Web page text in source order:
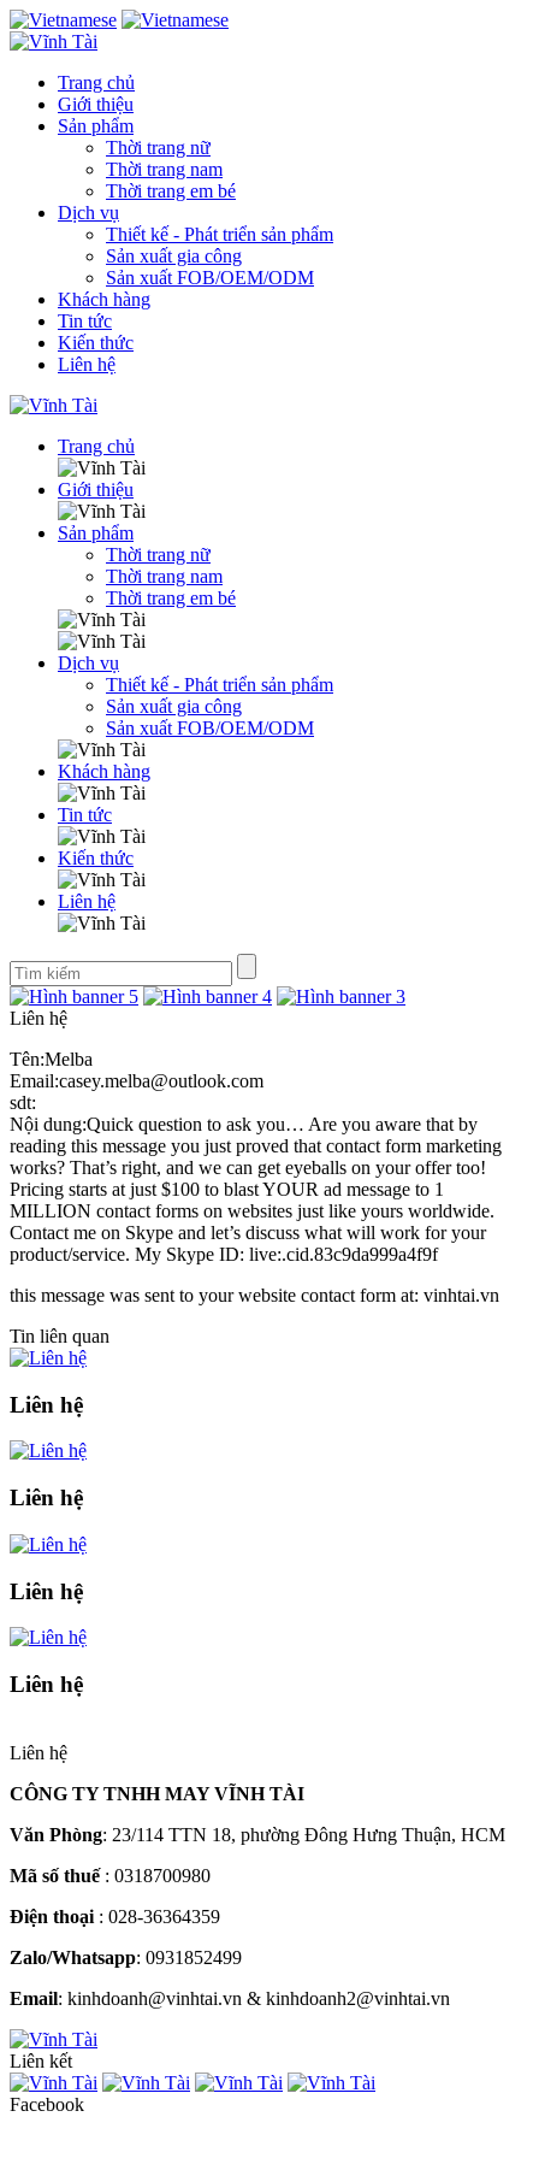
Trang chủ
Giới thiệu
Sản phẩm
Thời trang nữ
Thời trang nam
Thời trang em bé
Dịch vụ
Thiết kế - Phát triển sản phẩm
Sản xuất gia công
Sản xuất FOB/OEM/ODM
Khách hàng
Tin tức
Kiến thức
Liên hệ
Trang chủ
Giới thiệu
Sản phẩm
Thời trang nữ
Thời trang nam
Thời trang em bé
Dịch vụ
Thiết kế - Phát triển sản phẩm
Sản xuất gia công
Sản xuất FOB/OEM/ODM
Khách hàng
Tin tức
Kiến thức
Liên hệ
Liên hệ
Tên:Melba
Email:casey.melba@outlook.com
sdt:
Nội dung:Quick question to ask you… Are you aware that by
reading this message you just proved that contact form marketing
works? That’s right, and we can get eyeballs on your offer too!
Pricing starts at just $100 to blast YOUR ad message to 1
MILLION contact forms on websites just like yours worldwide.
Contact me on Skype and let’s discuss what will work for your
product/service. My Skype ID: live:.cid.83c9da999a4f9f
this message was sent to your website contact form at: vinhtai.vn
Tin liên quan
Liên hệ
Liên hệ
Liên hệ
Liên hệ
Liên hệ
CÔNG TY TNHH MAY VĨNH TÀI
Văn Phòng: 23/114 TTN 18, phường Đông Hưng Thuận, HCM
Mã số thuế : 0318700980
Điện thoại : 028-36364359
Zalo/Whatsapp: 0931852499
Email: kinhdoanh@vinhtai.vn & kinhdoanh2@vinhtai.vn
Liên kết
Facebook